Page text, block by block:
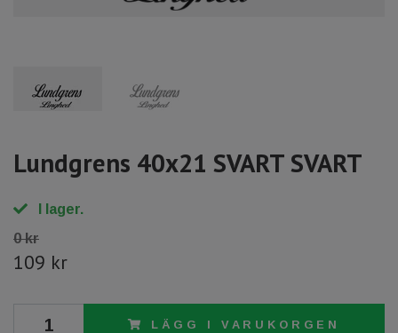
Lundgrens 40x21 SVART SVART
I lager.
0 kr
109 kr
LÄGG I VARUKORGEN